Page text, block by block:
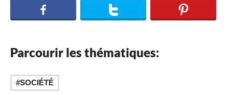
Parcourir les thématiques:
SOCIÉTÉ